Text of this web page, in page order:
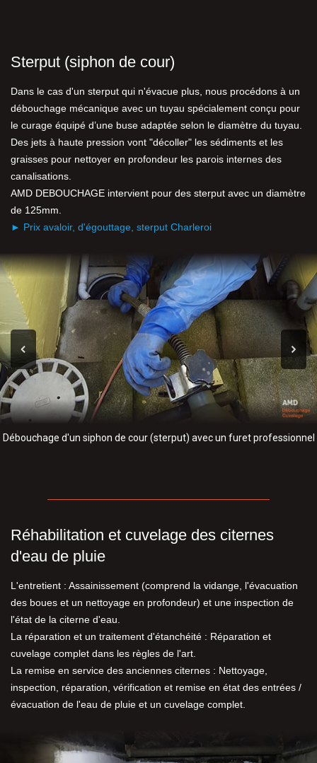
Sterput (siphon de cour)
Dans le cas d'un sterput qui n'évacue plus, nous procédons à un
débouchage mécanique avec un tuyau spécialement conçu pour
le curage équipé d’une buse adaptée selon le diamètre du tuyau.
Des jets à haute pression vont "décoller" les sédiments et les
graisses pour nettoyer en profondeur les parois internes des
canalisations.
AMD DEBOUCHAGE intervient pour des sterput avec un diamètre
de 125mm.
► Prix avaloir, d'égouttage, sterput Charleroi
Débouchage d'un siphon de cour (sterput) avec un furet professionnel
Réhabilitation et cuvelage des citernes
d'eau de pluie
L'entretient : Assainissement (comprend la vidange, l'évacuation
des boues et un nettoyage en profondeur) et une inspection de
l'état de la citerne d'eau.
La réparation et un traitement d'étanchéité : Réparation et
cuvelage complet dans les règles de l'art.
La remise en service des anciennes citernes : Nettoyage,
inspection, réparation, vérification et remise en état des entrées /
évacuation de l'eau de pluie et un cuvelage complet.